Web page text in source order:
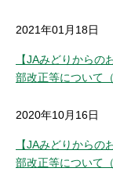
2021年01月18日
【JAみどりから
部改正等について
2020年10月16日
【JAみどりから
部改正等について